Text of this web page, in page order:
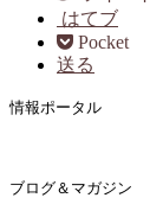
はてブ
Pocket
送る
情報ポータル
ブログ＆マガジン